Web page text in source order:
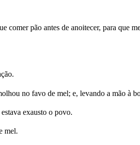
pão antes de anoitecer, para que
no favo de mel; e, levando a mão à
exausto o povo.
mel.